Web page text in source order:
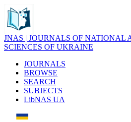
JNAS | JOURNALS OF NATIONAL
SCIENCES OF UKRAINE
JOURNALS
BROWSE
SEARCH
SUBJECTS
LibNAS UA